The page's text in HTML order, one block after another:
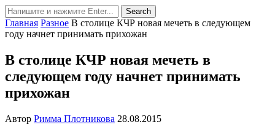
Главная Разное В столице КЧР новая мечеть в следующем
году начнет принимать прихожан
В столице КЧР новая мечеть в
следующем году начнет принимать
прихожан
Автор Римма Плотникова 28.08.2015